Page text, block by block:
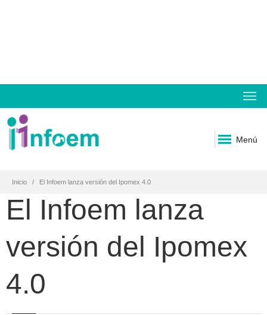
Menú
Inicio El Infoem lanza versión del Ipomex 4.0
El Infoem lanza
versión del Ipomex
4.0